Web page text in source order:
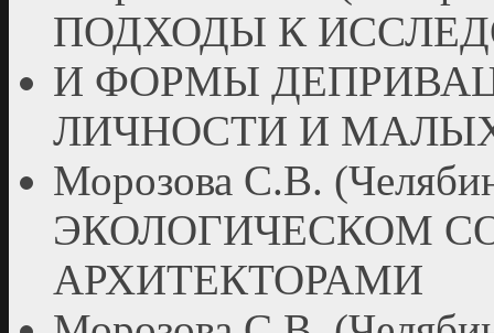
ПОДХОДЫ К
И ФОРМЫ
ЛИЧНОСТИ И
Морозова С.В.
ЭКОЛОГИЧЕСКОМ
АРХИТЕКТОРАМИ